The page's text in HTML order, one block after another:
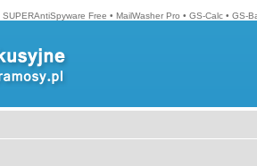
SUPERAntiSpyware Free • MailWasher Pro • GS-Calc • GS-